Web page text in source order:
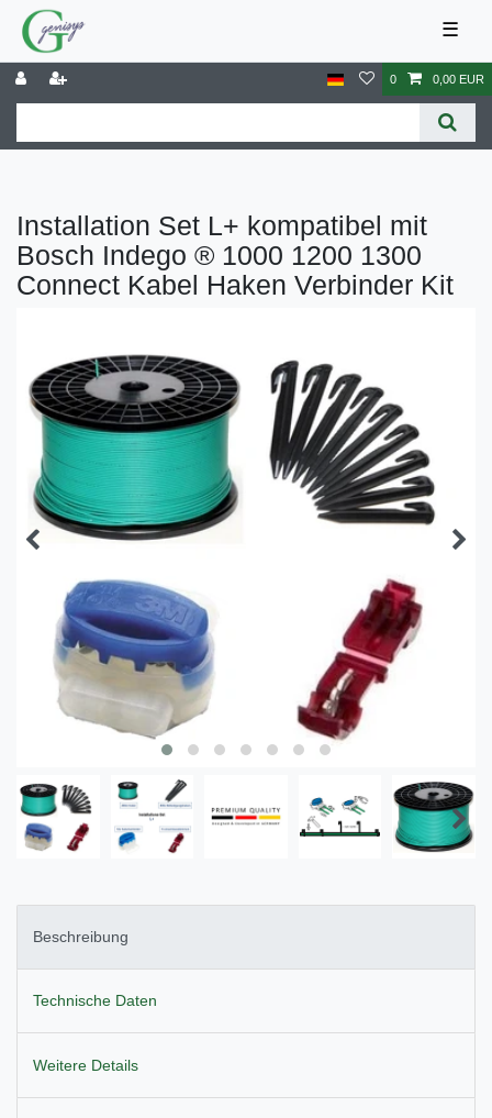
☰
0 0,00 EUR
Installation Set L+ kompatibel mit
Bosch Indego ® 1000 1200 1300
Connect Kabel Haken Verbinder Kit
Beschreibung
Technische Daten
Weitere Details